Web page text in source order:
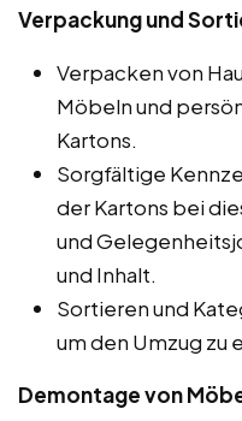
Verpackung und
Verpacken von
Möbeln und
Kartons.
Sorgfältige
der Kartons bei
und
und Inhalt.
Sortieren und
um den Umzug zu
Demontage von